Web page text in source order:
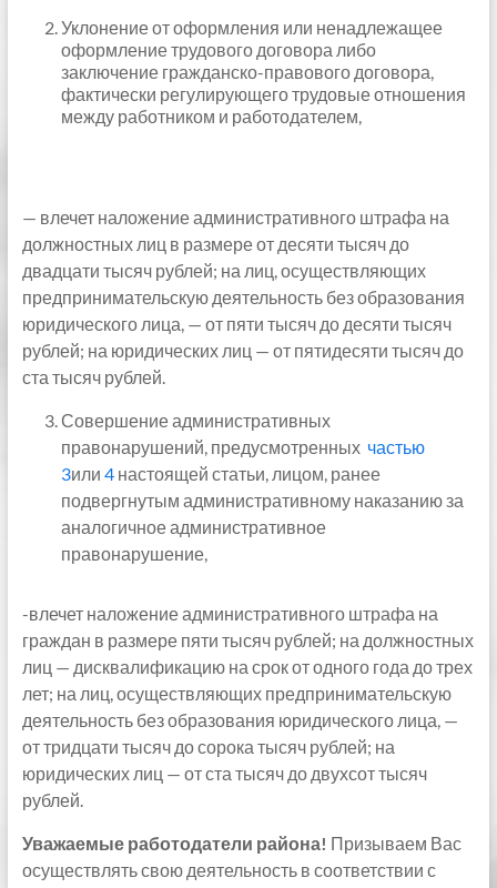
Уклонение от оформления или ненадлежащее
оформление трудового договора либо
заключение гражданско-правового договора,
фактически регулирующего трудовые отношения
между работником и работодателем,
— влечет наложение административного штрафа на
должностных лиц в размере от десяти тысяч до
двадцати тысяч рублей; на лиц, осуществляющих
предпринимательскую деятельность без образования
юридического лица, — от пяти тысяч до десяти тысяч
рублей; на юридических лиц — от пятидесяти тысяч до
ста тысяч рублей.
Совершение административных
правонарушений, предусмотренных частью
3или 4настоящей статьи, лицом, ранее
подвергнутым административному наказанию за
аналогичное административное
правонарушение,
-влечет наложение административного штрафа на
граждан в размере пяти тысяч рублей; на должностных
лиц — дисквалификацию на срок от одного года до трех
лет; на лиц, осуществляющих предпринимательскую
деятельность без образования юридического лица, —
от тридцати тысяч до сорока тысяч рублей; на
юридических лиц — от ста тысяч до двухсот тысяч
рублей.
Уважаемые работодатели района! Призываем Вас
осуществлять свою деятельность в соответствии с